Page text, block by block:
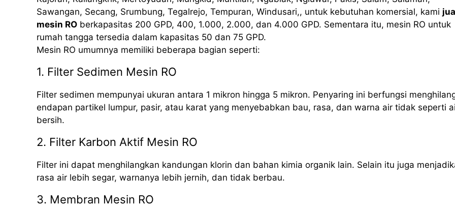
Sawangan, Secang, Srumbung, Tegalrejo, Tempuran, Windusari,, untuk kebutuhan komersial, kami
mesin RO berkapasitas 200 GPD, 400, 1.000, 2.000, dan 4.000 GPD. Sementara itu, mesin RO untuk
rumah tangga tersedia dalam kapasitas 50 dan 75 GPD.
Mesin RO umumnya memiliki beberapa bagian seperti:
1. Filter Sedimen Mesin RO
Filter sedimen mempunyai ukuran antara 1 mikron hingga 5 mikron. Penyaring ini berfungsi
endapan partikel lumpur, pasir, atau karat yang menyebabkan bau, rasa, dan warna air tidak seperti
bersih.
2. Filter Karbon Aktif Mesin RO
Filter ini dapat menghilangkan kandungan klorin dan bahan kimia organik lain. Selain itu juga
rasa air lebih segar, warnanya lebih jernih, dan tidak berbau.
3. Membran Mesin RO